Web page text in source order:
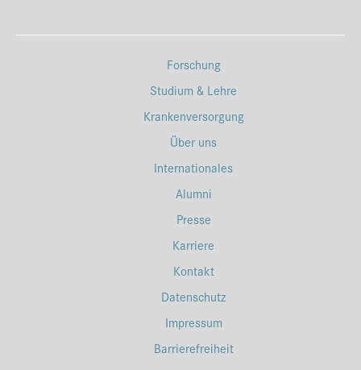
Forschung
Studium & Lehre
Krankenversorgung
Über uns
Internationales
Alumni
Presse
Karriere
Kontakt
Datenschutz
Impressum
Barrierefreiheit